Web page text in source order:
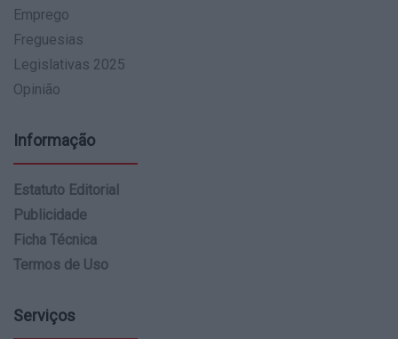
Emprego
Freguesias
Legislativas 2025
Opinião
Informação
Estatuto Editorial
Publicidade
Ficha Técnica
Termos de Uso
Serviços